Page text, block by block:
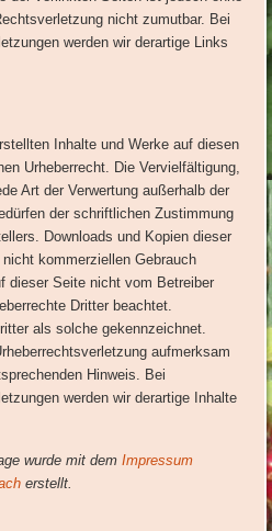
nicht zumutbar. Bei
werden wir derartige Links
Inhalte und Werke auf diesen
Urheberrecht. Die Vervielfältigung,
Art der Verwertung außerhalb der
der schriftlichen Zustimmung
Downloads und Kopien dieser
kommerziellen Gebrauch
dieser Seite nicht vom Betreiber
Dritter beachtet.
als solche gekennzeichnet.
aufmerksam
Hinweis. Bei
werden wir derartige Inhalte
wurde mit demImpressum
erstellt.